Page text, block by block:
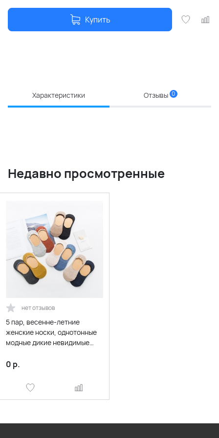
Купить
Характеристики Отзывы 0
Недавно просмотренные
нет отзывов
5 пар, весенне-летние
женские носки, однотонные
модные дикие невидимые
Felmen, модные мягкие носки
0 р.